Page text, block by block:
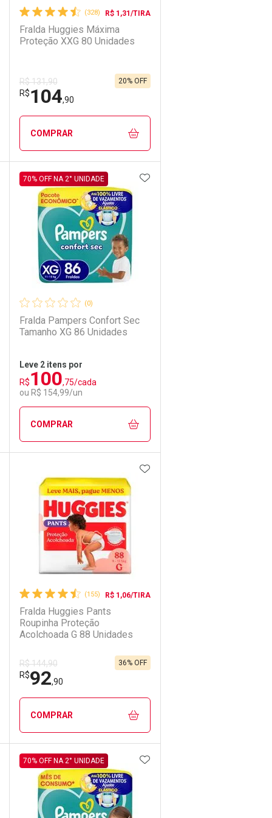
(328) R$ 1,31/TIRA
Fralda Huggies Máxima
Proteção XXG 80 Unidades
R$ 131,90
R$104,90
20% OFF
COMPRAR
FECHAR
Laboratório
Ativar Desconto
Comprar sem Desconto
FECHAR
Por Menos
Comprar sem Desconto
AOS FAVORITOS
(0)
Fralda Pampers Confort Sec
Tamanho XG 86 Unidades
70% OFF NA 2° UNIDADE
Leve 2 itens por
R$100,75/cada
ou R$ 154,99/un
ADICIONAR AOS
COMPRAR
FECHAR
Laboratório
Ativar Desconto
Comprar sem Desconto
FECHAR
Por Menos
Comprar 2 unidades
Por R$ 100,75/cada
Comprar sem Desconto
AOS FAVORITOS
(155) R$ 1,06/TIRA
Fralda Huggies Pants
Roupinha Proteção
Acolchoada G 88 Unidades
R$ 144,90
R$92,90
36% OFF
ADICIONAR AOS
COMPRAR
FECHAR
Laboratório
FECHAR
Por Menos
AOS FAVORITOS
70% OFF NA 2° UNIDADE ADICIONAR AOS